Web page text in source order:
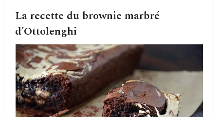
La recette du brownie marbré
d’Ottolenghi